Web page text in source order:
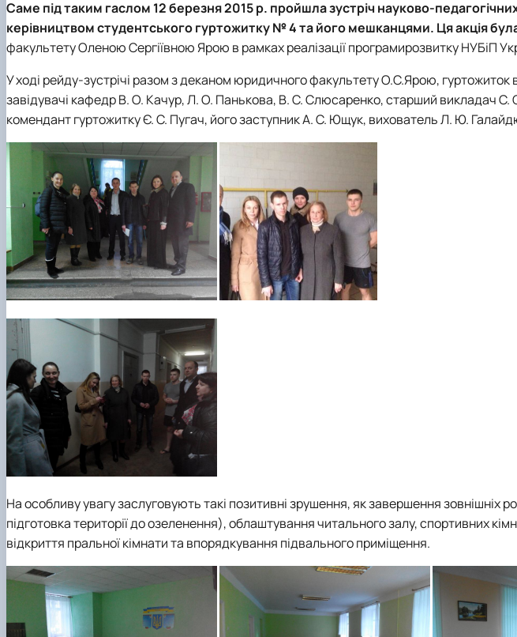
Саме під таким гаслом 12 березня 2015 р. пройшла зустріч науково-
керівництвом студентського гуртожитку № 4 та його мешканцями. Ця акція
факультету Оленою Сергіївною Ярою в рамках реалізації програмирозвитку НУБіП
У ході рейду-зустрічі разом з деканом юридичного факультету О.С.Ярою, гуртожиток
завідувачі кафедр В. О. Качур, Л. О. Панькова, В. С. Слюсаренко, старший викладач С.
комендант гуртожитку Є. С. Пугач, його заступник А. С. Ющук, вихователь Л. Ю.
На особливу увагу заслуговують такі позитивні зрушення, як завершення зовнішніх
підготовка території до озеленення), облаштування читального залу, спортивних
відкриття пральної кімнати та впорядкування підвального приміщення.